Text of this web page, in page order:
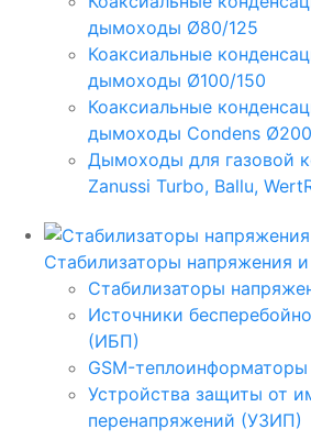
дымоходы Ø80/125
Коаксиальные
дымоходы Ø100/150
Коаксиальные
дымоходы Condens
Дымоходы для газовой
Zanussi Turbo, Ballu,
Стабилизаторы напряжения
Стабилизаторы
Источники
(ИБП)
GSM-теплоинформаторы
Устройства защиты от
перенапряжений (УЗИП)